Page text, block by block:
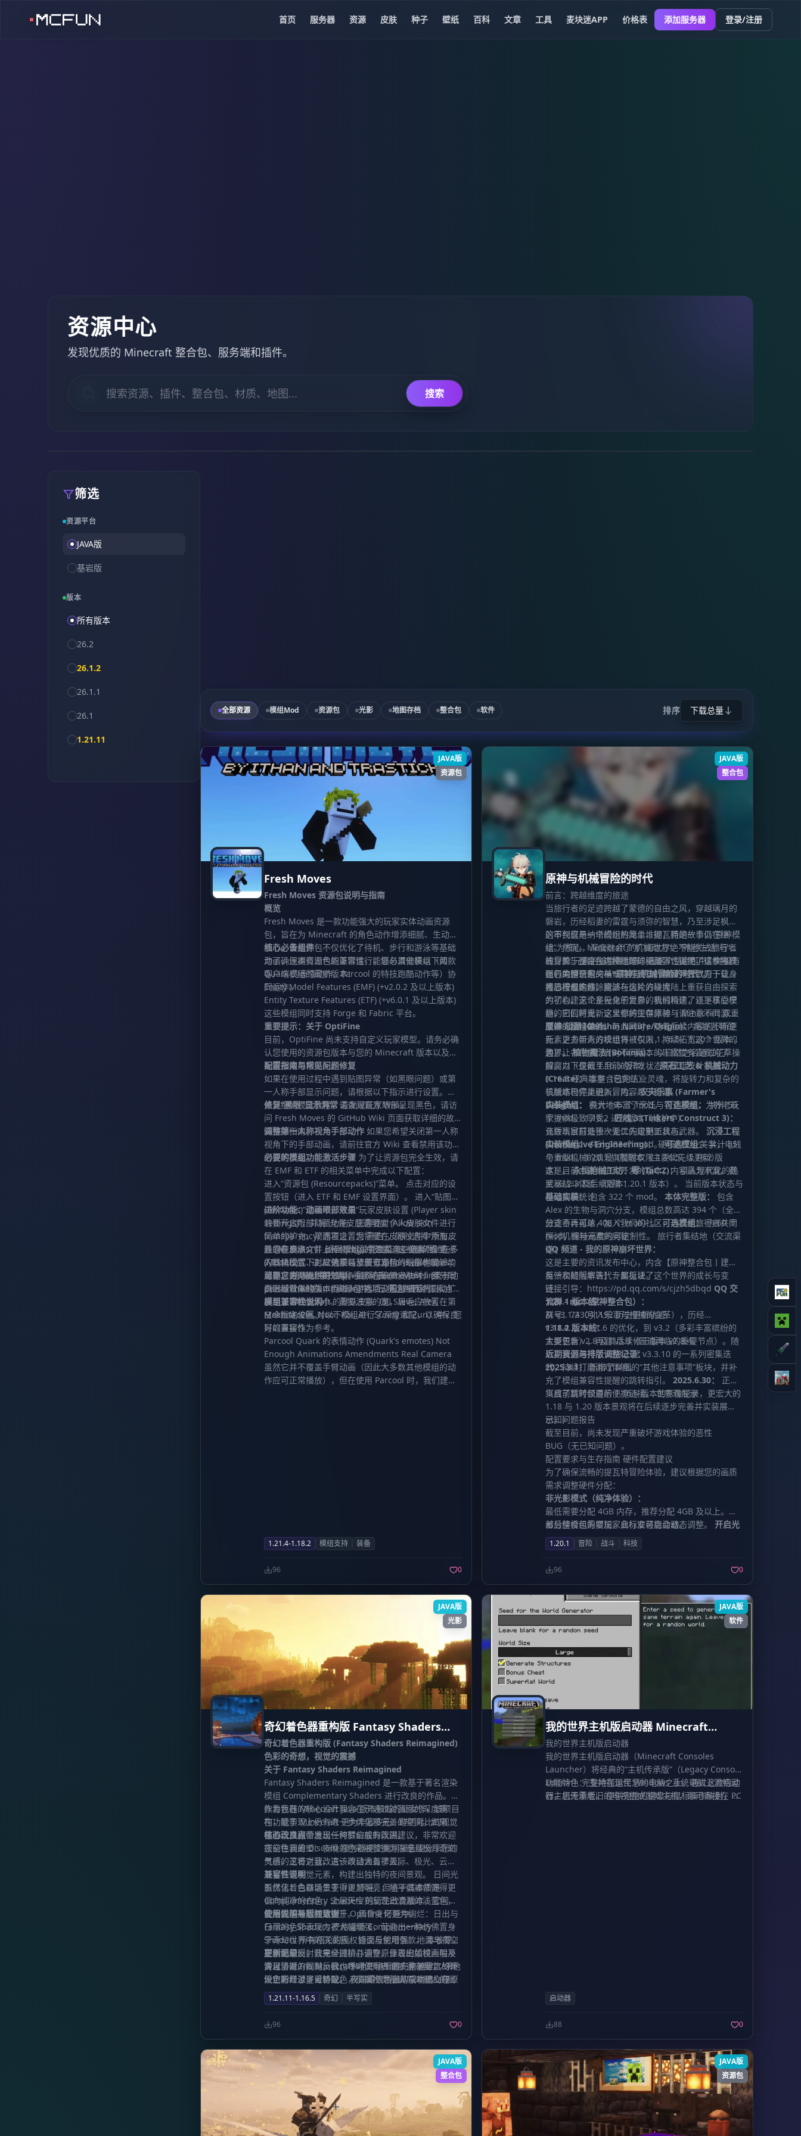
首页 服务器 资源 皮肤 种子 壁纸 百科 文章 工具 麦块迷APP 价格表 添加服务器 登录/注册
资源中心
发现优质的 Minecraft 整合包、服务端和插件。
搜索
卡多兰幻境2地图存档下载
为友好的冒险之旅。
筛选
资源平台
JAVA版
基岩版
版本
所有版本
26.2
26.1.2
26.1.1
26.1
1.21.11
全部资源 模组Mod 资源包 光影 地图存档 整合包 软件 排序 下载总量
JAVA版
资源包
Fresh Moves
Fresh Moves 资源包说明与指南
概览
Fresh Moves 是一款功能强大的玩家实体动画资源
包，旨在为 Minecraft 的角色动作增添细腻、生动的
细节。该资源包不仅优化了待机、步行和游泳等基础
动画，还拥有出色的兼容性，能够与其他模组（如
Quark 的表情动作、Parcool 的特技跑酷动作等）协
同运作。
核心必备组件
为了确保本资源包能正常运行，您必须安装以下两款
客户端模组的最新版本：
Entity Model Features (EMF) (+v2.0.2 及以上版本)
Entity Texture Features (ETF) (+v6.0.1 及以上版本)
这些模组同时支持 Forge 和 Fabric 平台。
重要提示：关于 OptiFine
目前，OptiFine 尚未支持自定义玩家模型。请务必确
认您使用的资源包版本与您的 Minecraft 版本以及动
画眼部效果相匹配。
配置指南与常见问题修复
如果在使用过程中遇到贴图异常（如黑眼问题）或第
一人称手部显示问题，请根据以下指示进行设置。有
关详细的视觉教程，请查阅官方 Wiki。
修复“黑眼”显示异常若发现玩家眼部呈现黑色，请访
问 Fresh Moves 的 GitHub Wiki 页面获取详细的故
障排除指南。
调整第一人称视角手部动作 如果您希望关闭第一人称
视角下的手部动画，请前往官方 Wiki 查看禁用该功能
的说明页面。
必要的模组功能激活步骤 为了让资源包完全生效，请
在 EMF 和 ETF 的相关菜单中完成以下配置：
进入“资源包 (Resourcepacks)”菜单。 点击对应的设
置按钮（进入 ETF 和 EMF 设置界面）。 进入“贴图
(Textures)”选项卡，点击“玩家皮肤设置 (Player skin
settings)”，并将“允许皮肤透明度 (Allow skin
transparency)”选项设置为“开启”，同时选择“所有皮
肤 (All skins)”。 返回模组设置主菜单，选择“模型
(Models)”。 进入“选项与修复 (Options and Fixes)”
菜单。 将“阻止第一人称手部动画 (Prevent first
person hand animation)”选项设置为“开启”。
进阶功能：动画眼部效果
若要开启眼部动画功能，您需要对个人皮肤文件进行
简单的扩充。简而言之，您需要在皮肤文件中添加额
外的像素点，并上传修改后的皮肤。这些额外像素点
的具体位置、对应关系以及所有支持的眼部样式，均
可在官方 Wiki 中找到。
当您在皮肤文件 (skin.png) 中添加这些像素后，在多
人联机模式下，其他安装了该资源包的玩家也能够观
测到您的动画眼部效果。虽然在编辑皮肤时，部分眼
白区域看似缺失，但进入游戏后，眼部细节将自动扩
展至正常视觉大小。需要注意的是，眉毛应放置在第
三个指定位置。
此外，官方提供的“Expressive Fresh Moves (带有动
画眼部效果的版本)”资源包中，已将这些额外像素点预
设到了 Minecraft 的默认皮肤（如 Steve, Alex,
Makena, Efe, Noor, Kai, Ari, Sunny 和 Zuri）中，您
可以直接作为参考。
模组兼容性说明
Fresh Moves 对以下模组进行了深度适配，以确保良
好的兼容性：
Parcool Quark 的表情动作 (Quark's emotes) Not
Enough Animations Amendments Real Camera
虽然它并不覆盖手臂动画（因此大多数其他模组的动
作应可正常播放），但在使用 Parcool 时，我们建议
1.21.4-1.18.2 模组支持 装备
96 0
JAVA版
整合包
原神与机械冒险的时代
前言：跨越维度的旅途
当旅行者的足迹跨越了蒙德的自由之风，穿越璃月的
磐岩，历经稻妻的雷霆与须弥的智慧，乃至涉足枫丹
的审判庭与纳塔的炽热龙土，提瓦特的故事仍在继
续。然而，Minecraft 的广阔世界绝不能失去旅行者
的身影。正是在这种愿景的驱动下，诞生了这款独具
匠心的整合包——“原神与机械冒险的时代”。
这不仅仅是一个模组的简单堆砌，而是一个以“原神模
组”为核心，深度融合了“机械动力”、“养老生活”与“硬
核冒险”元素的综合性世界。在这个整合包中，并没有
强行束缚玩家的单一线性玩法；相反，它致力于让身
为旅行者的你，能够在这片方块大陆上重获自由探索
的初心。无论是投身于复杂的机械构建，还是享受宁
静的田园时光，这里都将提供原神与 Minecraft 双重
交织的独特体验。与此同时，随着后续内容的不断更
新，更多新奇的模组将被引入，持续拓宽这个世界的
边界。
注：关于整合包内模组的详细兼容性说明，请参考模
组包内附带的文档或官方发布的兼容列表（原下载链
接已按规定移除）。
核心模组构成：魔法与齿轮的碰撞
为了构建这个多元化的世界，我们精选了以下核心模
组，它们将重新定义你的生存体验（请注意不同游戏
版本的模组差异）：
原神·起源 (Genshin Nature/Origin)：将提瓦特的
元素之力带入方块世界（仅限 1.16.5、1.20.1 版本实
装）。植物魔法 (Botania)：以自然之名通过花草操
控魔力（仅限 1.16.5 版本）。原石工艺 & 机械动力
(Create)：本整合包的工业灵魂，将旋转力和复杂的
机械结构完美融入冒险。农夫乐事 (Farmer's
Delight)：
极大地丰富了烹饪与农业系统，为养老玩
家提供极致享受。匠魂 3 (Tinkers' Construct 3)：
允许玩家打造独一无二的定制工具与武器。 沉浸工程
(Immersive Engineering)：硬核的工业美学，电线
与重型机械的浪漫（暂时仅限 1.16.5、1.18.2 版
本）。永恒枪械工坊：零 (TaC:Z)：引入现代化的热
武器战斗体验（仅限 1.20.1 版本）。 当前版本状态与
模组规模统计
为了让各位旅行者对不同版本的丰富度有直观的了
解，以下是截至目前的开发状态与模组统计数据：
1.16.5 经典版本（已完结）
该版本已停止更新，内容趋于稳定。
实装模组：
共计 195 个 mod。可选模组： 共计 50
个 mod。 1.18.2 进阶版本（维护中）
该版本目前处于次要优先级更新状态。
实装模组：共计 333 个 mod。可选模组：共计 55
个 mod。 1.20.1 旗舰版本（主要优先级更新）
这是目前主要维护和开发的版本，内容最为丰富。截
至 v3.2.3 及后续版本：
基础实装：包含 322 个 mod。 本体完整版：
包含
Alex 的生物与洞穴分支，模组总数高达 394 个（全部
分支合计可达 408 个 mod）。可选模组：约 60 个
mod，保持高度的可定制性。 旅行者集结地（交流渠
道）
旅途不再孤单，加入我们的社区，与其他旅行者共同
探讨机械与元素的奥秘：
QQ 频道 - 我的原神崩坏世界：
这是主要的资讯发布中心，内含【原神整合包丨建议
反馈和疑问解答】专属板块。
链接引导： https://pd.qq.com/s/cjzh5dbqd QQ 交
流群 - mc（原神整合包）：
群号：743041192 历史更新轨迹
每一次的版本迭代，都见证了这个世界的成长与变
迁：
1.20.1 版本线：
从 v3.1.2（引入乐事与枪械的变革），历经
v3.1.4.2、v3.1.6 的优化，到 v3.2（多彩丰富缤纷的
大型更新），再到 v3.3（匠魂再临的重要节点）。随
后，我们进行了 v3.3.2 至 v3.3.10 的一系列密集迭
代，持续打磨游戏体验。
1.18.2 版本线：
主要包含 v2.8 及其后续修正版本 v2.8.4。
近期资源与排版调整记录：
2025.3.1：新增了详细的“其他注意事项”板块，并补
充了模组兼容性提醒的跳转指引。 2025.6.30：
正式
集成了跳转频道的便捷链接。 世界观展示
（目前暂时仅展示 1.16.5 版本的影像记录，更宏大的
1.18 与 1.20 版本景观将在后续逐步完善并实装展
示。）
已知问题报告
截至目前，尚未发现严重破坏游戏体验的恶性
BUG（无已知问题）。
配置要求与生存指南 硬件配置建议
为了确保流畅的提瓦特冒险体验，建议根据您的画质
需求调整硬件分配：
非光影模式（纯净体验）：
最低需要分配 4GB 内存，推荐分配 4GB 及以上。随
着后续模组的增加，此标准可能会动态调整。 开启光
影模式（视觉盛宴）：
建议最低分配 6GB 内存，为了获得最佳体验，强力推
荐分配 8GB 及以上内存。同样，此需求可能随版本更
关于资源下载：
请务必及时通过私信方式联系作者，以便我们能迅速
补档，保障您的游玩权益。光影冲突警示：
如果您执著于开启光影效果，建议暂时禁用“沉浸工程”
影，则可以完整体验包含沉浸工程在内的所有内容。
1.18.2 版本性能优化：
在游玩 1.18.2 版本时，如果因内存清理机制导致卡顿
置”中，向 JVM 虚拟机参数添加以下代码：
-XX:+UnlockExperimentalVMOptions -XX:+UseZGC
（注意：低配置电脑不推荐使用 ZGC 垃圾回收器）。
1.20.1 版本测试警告：
鉴于 1.20.1 版本目前正处于高速完善与频繁更新阶
段，可能会出现偶发的不稳定情况。因此，强烈建议
各位玩家在进行重要操作或版本更新前，手动备份存
档，以免在游玩期间因崩溃等意外情况导致数据丢
部分整合包需要玩家自行安装启动器。
1.20.1 冒险 战斗 科技
96 0
JAVA版
光影
奇幻着色器重构版 Fantasy Shaders
Reimagined
奇幻着色器重构版 (Fantasy Shaders Reimagined)
色彩的奇想，视觉的震撼
关于 Fantasy Shaders Reimagined
Fantasy Shaders Reimagined 是一款基于著名渲染
模组 Complementary Shaders 进行改良的作品。这
款着色器的核心设计理念在于通过对画面的深度重
构，赋予 Minecraft 更为丰富多元、鲜明对比的视觉
体验，从而营造出一种梦幻般的氛围。
作为我在 Minecraft Java 版本领域的处女作，该项目
在功能实现上仍有进一步优化和完善的空间。如果您
在游玩过程中发现任何瑕疵或有改进建议，非常欢迎
您前往我的 Discord 服务器提交漏洞报告或分享您的
灵感，这将对我改进该项目大有裨益。
核心改良点
夜空色调重塑：夜晚的色彩被替换为深邃且极具奇幻
气质的王者之蓝，这一改动涵盖了天际、极光、云层
及星云等视觉元素，构建出独特的夜间景观。 日间光
影优化：白昼场景变得更加明亮，地平线被修饰得更
偏向纯净的白色，上层天空则呈现出清澈的浅蓝色，
云层的渲染也随之提升。 晨昏变化更为绚烂：日出与
日落的色彩表现力被大幅增强，营造出一种仿佛置身
于奇幻世界中的沉浸感。 镜面反射增强：地面与夜空
在水面的反射效果经过精心调整，呈现出如镜面般平
滑且清晰的视觉反馈。 末地环境重做：末地维度的环
境色彩经过了重新配色，使其视觉基调与末影人的经
典紫色达到高度统一，增强了该区域的神秘性。 光束
强化：整体场景中的光束表现更为强烈，提升了画面
的立体感及光影氛围。 星空细节提升：在夜晚场景及
末地维度中，现在拥有了更为繁茂且富有层次的星空
兼容性说明
虽然该着色器诞生于 Iris 环境，但鉴于其本质是
Complementary Shaders 的衍生改良版本，它同样
能够完美兼容并运行于 Optifine 环境中。
使用说明与版权致谢
Fantasy Shaders 严格遵循 Complementary
Shaders 所有相关的授权协议与使用条款。 本着尊重
原创的原则，我完全拥护并遵守原作者的版权声明及
许可协议。同时，我也呼吁使用者能够遵守我个人所
设定的开源许可协议。 我深知该项目的成功建立在原
作者 Emin 的辛勤创作之上。Complementary
Shaders 的大部分功劳应归于 Emin，因为 Fantasy
Shader 本质上是此基础上的精细化改良。
更新记录
实现了对 Iris Minecraft v1.21.11 的完整兼容。 末地
天空新增了星云特效。 夜间雾气色调从原本偏向绿色
的感官调整为契合地平线的蓝色，增强了整体视觉的
连贯性。 调高了如矿石等发光方块的光照强度，使资
源在暗处更具辨识度。
1.21.11-1.16.5 奇幻 半写实
96 0
JAVA版
软件
我的世界主机版启动器 Minecraft
Consoles Launcher
我的世界主机版启动器
我的世界主机版启动器（Minecraft Consoles
Launcher）将经典的“主机传承版”（Legacy Console
Edition）完整地搬运至您的电脑之上。通过这款启动
器，您无需老旧的电视机或游戏主机，即可直接在 PC
功能特色： 支持在现代 Windows 系统电脑上流畅运
行主机传承版。 提供完整的键盘与鼠标操作映射，满
以全屏模式进入游戏。 通过修改
口、最大玩家人数以及世界规模等参数。 使用指南：
将下载的压缩包解压至电脑的指定文件夹中。 在同一
中输入您想要使用的名字。 运行客户端可执行文件即
可启动游戏。 创建并托管一个世界，它将自动向局域
网内的其他玩家共享。 点击“加入游戏”菜单，即可查
看并连接到局域网内好友创建的游戏。
启动器
88 0
JAVA版
整合包
JAVA版
资源包